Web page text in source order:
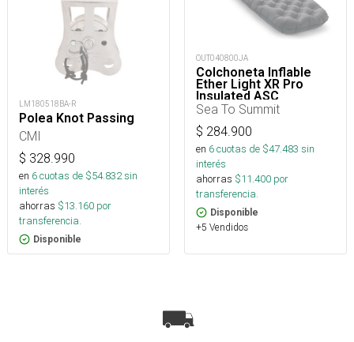
LM180518BA-R
Polea Knot Passing
CMI
$ 328.990
en 6cuotas de $54.832sin
interés
ahorras $13.160 por
transferencia.
Disponible
OUT040800JA
Colchoneta Inflable
Ether Light XR Pro
Insulated ASC
Rect.Reg.Wide
Sea To Summit
$ 284.900
en 6cuotas de $47.483 sin
interés
ahorras $11.400 por
transferencia.
Disponible
+5 Vendidos